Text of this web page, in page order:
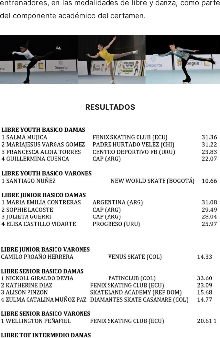
entrenadores, en las modalidades de libre y danza, como parte
del componente académico del certamen.
RESULTADOS